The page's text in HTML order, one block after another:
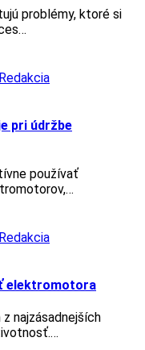
problémy, ktoré si
Redakcia
pri údržbe
používať
Redakcia
elektromotora
najzásadnejších